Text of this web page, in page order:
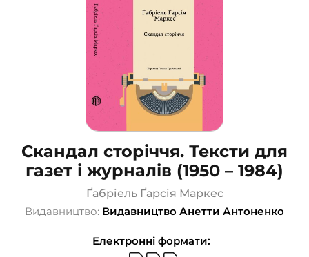
Енциклопедії, довідники, словники (55)
Подарункові сертифікати (1)
Скандал сторіччя. Тексти для
газет і журналів (1950 – 1984)
Ґабріель Ґарсія Маркес
Видавництво: Видавництво Анетти Антоненко
Електронні формати: